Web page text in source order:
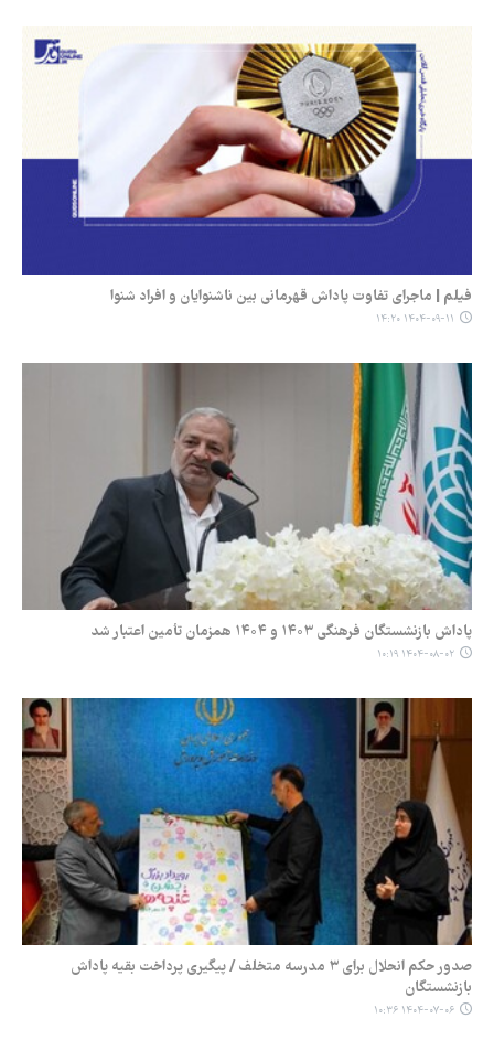
فیلم | ماجرای تفاوت پاداش قهرمانی بین ناشنوایان و افراد شنوا
۱۴۰۴-۰۹-۱۱ ۱۴:۲۰
پاداش بازنشستگان فرهنگی ۱۴۰۳ و ۱۴۰۴ همزمان تأمین اعتبار شد
۱۴۰۴-۰۸-۰۲ ۱۰:۱۹
صدور حکم انحلال برای ۳ مدرسه متخلف / پیگیری پرداخت بقیه پاداش
بازنشستگان
۱۴۰۴-۰۷-۰۶ ۱۰:۳۶